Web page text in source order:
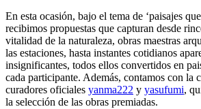
En esta ocasión, bajo el tema de ‘paisajes
recibimos propuestas que capturan desde
vitalidad de la naturaleza, obras maestras
las estaciones, hasta instantes cotidianos
insignificantes, todos ellos convertidos en
cada participante. Además, contamos con la
curadores oficiales yanma222 y yasufumi,
la selección de las obras premiadas.